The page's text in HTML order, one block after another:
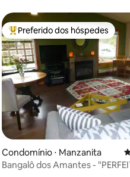
média de 5, 176
Entre os melhores preferidos
Preferido dos hóspedes
Condomínio ⋅ Manzanita
Bangalô dos Amantes -